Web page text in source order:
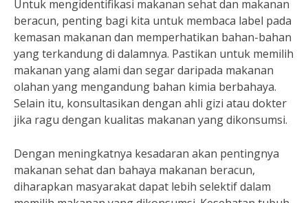
Untuk mengidentifikasi makanan sehat dan makanan
beracun, penting bagi kita untuk membaca label pada
kemasan makanan dan memperhatikan bahan-bahan
yang terkandung di dalamnya. Pastikan untuk memilih
makanan yang alami dan segar daripada makanan
olahan yang mengandung bahan kimia berbahaya.
Selain itu, konsultasikan dengan ahli gizi atau dokter
jika ragu dengan kualitas makanan yang dikonsumsi.
Dengan meningkatnya kesadaran akan pentingnya
makanan sehat dan bahaya makanan beracun,
diharapkan masyarakat dapat lebih selektif dalam